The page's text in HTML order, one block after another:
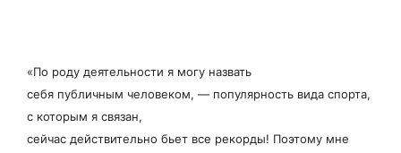
«По роду деятельности я могу назвать
себя публичным человеком, — популярность вида спорта,
с которым я связан,
сейчас действительно бьет все рекорды! Поэтому мне